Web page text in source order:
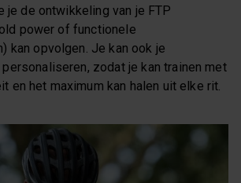
je de ontwikkeling van je FTP
power of functionele
kan opvolgen. Je kan ook je
zodat je kan trainen met
en het maximum kan halen uit elke rit.